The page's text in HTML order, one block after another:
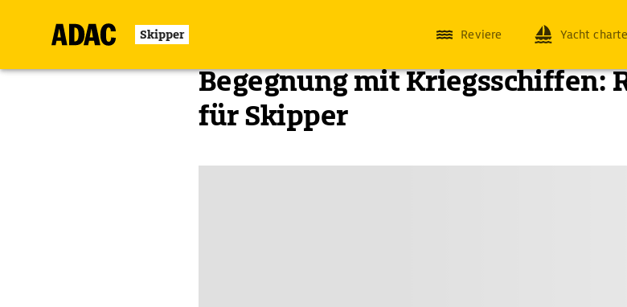
Skipper Reviere Yacht
Begegnung mit Kriegsschiffen:
für Skipper